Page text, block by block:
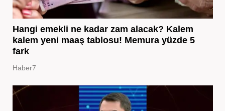
Hangi emekli ne kadar zam alacak? Kalem
kalem yeni maaş tablosu! Memura yüzde 5
fark
Haber7